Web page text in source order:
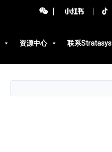
资源中心 联系Stratasys